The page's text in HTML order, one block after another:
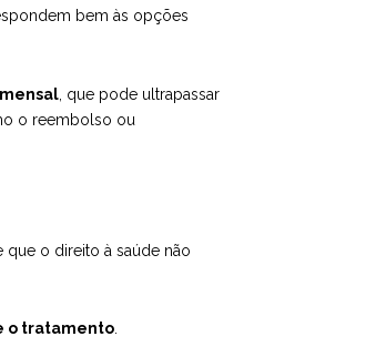
bem às opções
, que pode ultrapassar
o reembolso ou
que o direito à saúde não
o tratamento.